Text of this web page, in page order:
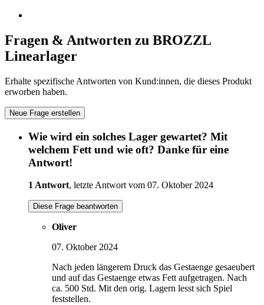
Fragen & Antworten zu BROZZL
Linearlager
Erhalte spezifische Antworten von Kund:innen, die dieses Produkt
erworben haben.
Neue Frage erstellen
Wie wird ein solches Lager gewartet? Mit
welchem Fett und wie oft? Danke für eine
Antwort!
1 Antwort, letzte Antwort vom 07. Oktober 2024
Diese Frage beantworten
Oliver
07. Oktober 2024
Nach jeden längerem Druck das Gestaenge gesaeubert
und auf das Gestaenge etwas Fett aufgetragen. Nach
ca. 500 Std. Mit den orig. Lagern lesst sich Spiel
feststellen.